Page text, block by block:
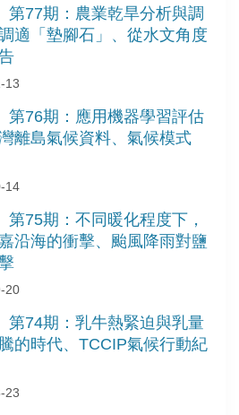
第77期：農業乾旱分析與調
適「墊腳石」、從水文角度
13
第76期：應用機器學習評估
離島氣候資料、氣候模式
14
第75期：不同暖化程度下，
沿海的衝擊、颱風降雨對鹽
20
第74期：乳牛熱緊迫與乳量
的時代、TCCIP氣候行動紀
23